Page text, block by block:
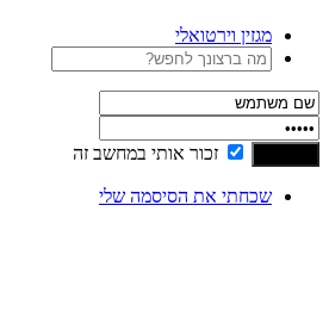
מגזין וירטואלי
זכור אותי במחשב זה
שכחתי את הסיסמה שלי